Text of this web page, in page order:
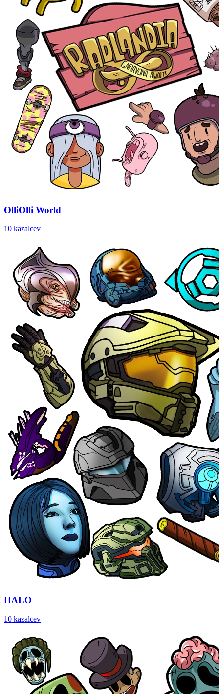
OlliOlli World
10 kazalcev
HALO
10 kazalcev